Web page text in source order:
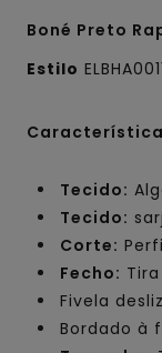
Boné Preto
Estilo
Tecido:
Tecido:
Corte:
Fecho:
Fivela
Bordado à